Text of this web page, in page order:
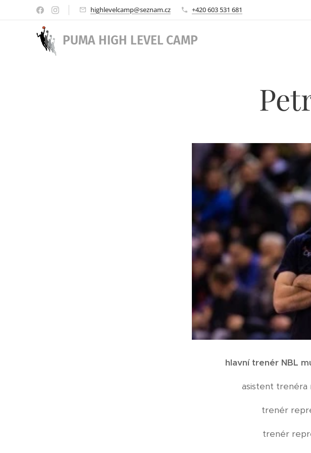
highlevelcamp@seznam.cz +420 603 531 681
PUMA HIGH LEVEL CAMP
hlavní trenér NBL
asistent trenéra
trenér
trenér